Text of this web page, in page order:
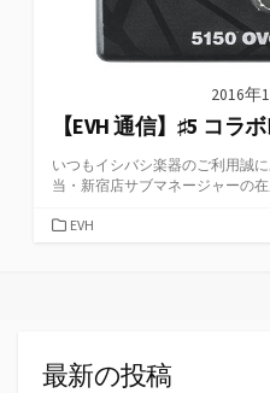
2016年
【EVH 通信】♯5 コラ
いつもイシバシ楽器のご利用誠
当・新宿店サブマネージャーの
カEVH
最新の投稿